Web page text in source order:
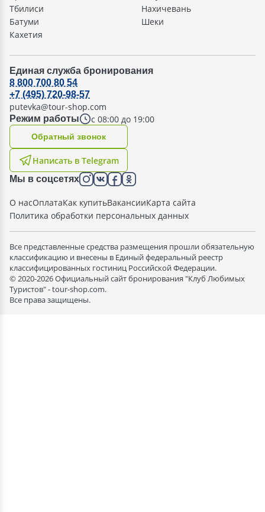
Тбилиси
Батуми
Кахетия
Нахичевань
Шеки
Единая служба бронирования
Режим работы с 08:00 до 19:00
8 800 700 80 54
+7 (495) 720-98-57
putevka@tour-shop.com
Написать в Telegram
Oбратный звонок
Мы в соцсетях
О насОплатаКак купитьВакансииКарта сайта
Политика обработки персональных данных
Все представленные средства размещения прошли обязательную
классификацию и внесены в Единый федеральный реестр
классифицированных гостиниц Российской Федерации.
© 2020-2026 Официальный сайт бронирования "Клуб Любимых
Туристов" - tour-shop.com.
Все права защищены.